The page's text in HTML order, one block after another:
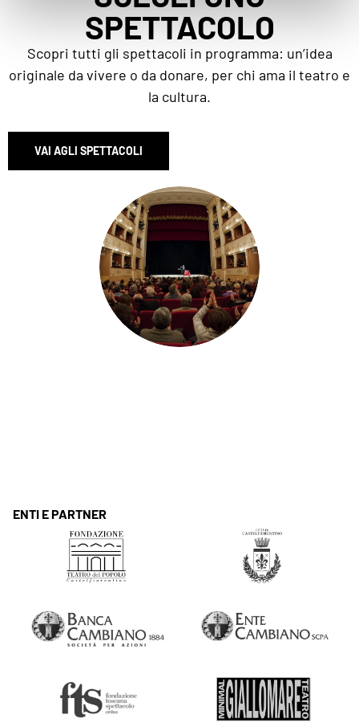
SPETTACOLO
Scopri tutti gli spettacoli in programma: un’idea
originale da vivere o da donare, per chi ama il teatro e
la cultura.
VAI AGLI SPETTACOLI
ENTI E PARTNER